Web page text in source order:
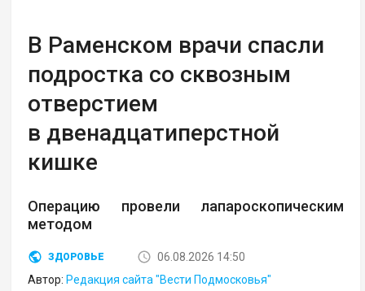
В Раменском врачи спасли
подростка со сквозным
отверстием
в двенадцатиперстной
кишке
Операцию провели лапароскопическим
методом
ЗДОРОВЬЕ
06.08.2026 14:50
Автор: Редакция сайта "Вести Подмосковья"